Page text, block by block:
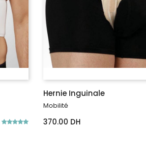
Hernie Inguinale
Mobilité
370.00 DH